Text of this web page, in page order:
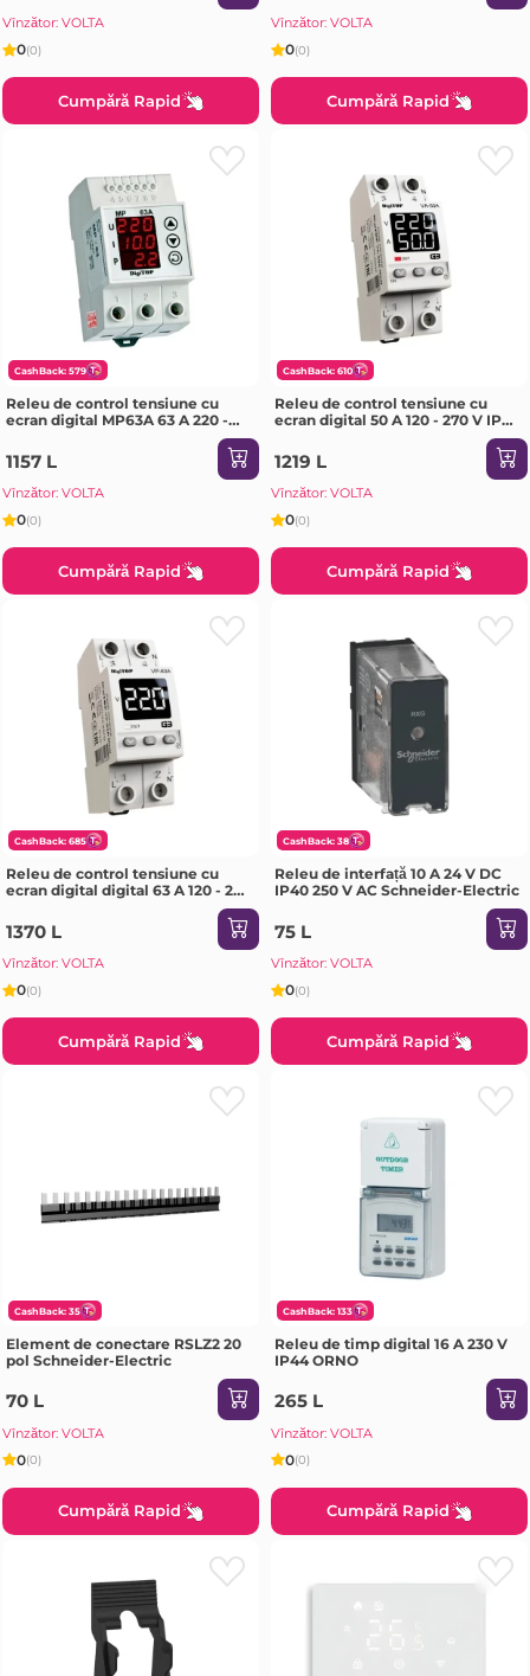
Vînzător: VOLTA
0(0)
Cumpără Rapid
Vînzător: VOLTA
0(0)
Cumpără Rapid
CashBack: 579
Releu de control tensiune cu
ecran digital MP63A 63 A 220 -
1157 L
Vînzător: VOLTA
0(0)
Cumpără Rapid
CashBack: 610
Releu de control tensiune cu
ecran digital 50 A 120 - 270 V IP20
1219 L
Vînzător: VOLTA
0(0)
Cumpără Rapid
CashBack: 685
Releu de control tensiune cu
ecran digital digital 63 A 120 - 270
1370 L
Vînzător: VOLTA
0(0)
Cumpără Rapid
CashBack: 38
Releu de interfață 10 A 24 V DC
IP40 250 V AC Schneider-Electric
75 L
Vînzător: VOLTA
0(0)
Cumpără Rapid
CashBack: 35
Element de conectare RSLZ2 20
pol Schneider-Electric
70 L
Vînzător: VOLTA
0(0)
Cumpără Rapid
CashBack: 133
Releu de timp digital 16 A 230 V
IP44 ORNO
265 L
Vînzător: VOLTA
0(0)
Cumpără Rapid